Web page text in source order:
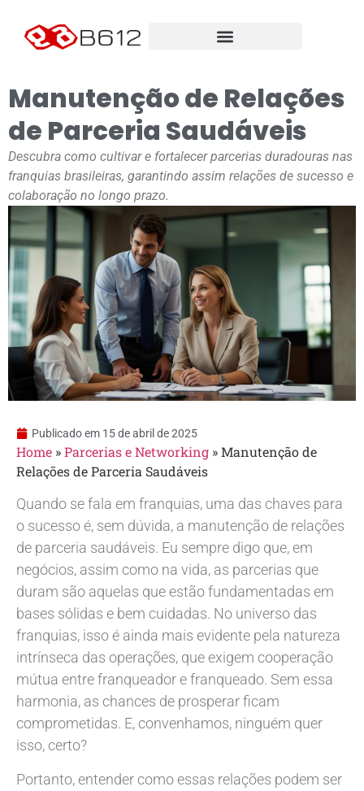
Manutenção de Relações
de Parceria Saudáveis
Descubra como cultivar e fortalecer parcerias duradouras nas
franquias brasileiras, garantindo assim relações de sucesso e
colaboração no longo prazo.
Publicado em 15 de abril de 2025
Home »Parcerias e Networking »Manutenção de
Relações de Parceria Saudáveis
Quando se fala em franquias, uma das chaves para
o sucesso é, sem dúvida, a manutenção de relações
de parceria saudáveis. Eu sempre digo que, em
negócios, assim como na vida, as parcerias que
duram são aquelas que estão fundamentadas em
bases sólidas e bem cuidadas. No universo das
franquias, isso é ainda mais evidente pela natureza
intrínseca das operações, que exigem cooperação
mútua entre franqueador e franqueado. Sem essa
harmonia, as chances de prosperar ficam
comprometidas. E, convenhamos, ninguém quer
isso, certo?
Portanto, entender como essas relações podem ser